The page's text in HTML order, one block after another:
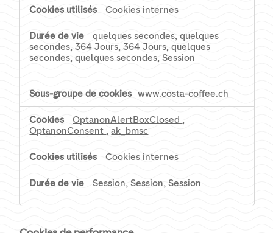
Cookies internes
quelques secondes, quelques
secondes, 364 Jours, 364 Jours, quelques
secondes, quelques secondes, Session
www.costa-coffee.ch
OptanonAlertBoxClosed ,
OptanonConsent ,ak_bmsc
Cookies internes
Session, Session, Session